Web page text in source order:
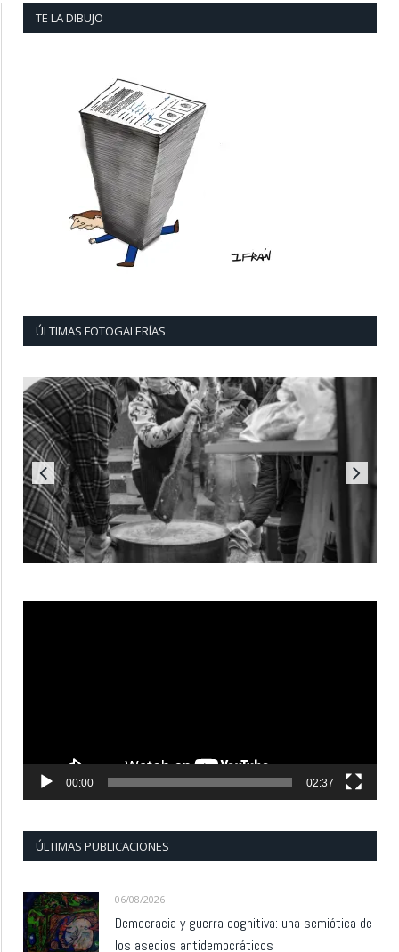
TE LA DIBUJO
ÚLTIMAS FOTOGALERÍAS
00:00 02:37
ÚLTIMAS PUBLICACIONES
06/08/2026
Democracia y guerra cognitiva: una semiótica de
los asedios antidemocráticos